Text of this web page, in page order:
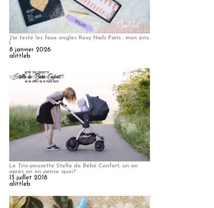
J'ai testé les faux ongles Roxy Nails Paris : mon avis
!
8 janvier 2026
alittleb
Le Trio-pousette Stella de Bébé Confort, un an
après on en pense quoi?
13 juillet 2018
alittleb